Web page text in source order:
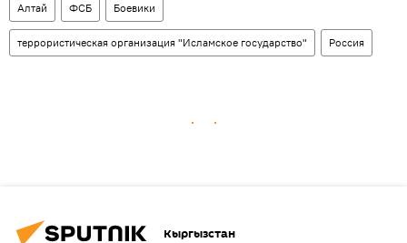
Алтай ФСБ Боевики
террористическая организация "Исламское государство" Россия
Кыргызстан